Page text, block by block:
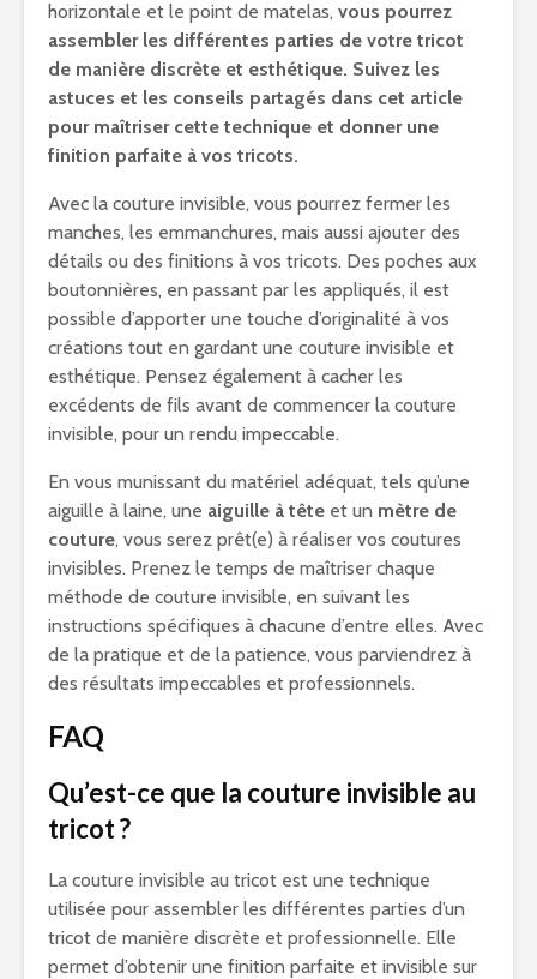
horizontale et le point de matelas, vous pourrez
assembler les différentes parties de votre tricot
de manière discrète et esthétique. Suivez les
astuces et les conseils partagés dans cet article
pour maîtriser cette technique et donner une
finition parfaite à vos tricots.
Avec la couture invisible, vous pourrez fermer les
manches, les emmanchures, mais aussi ajouter des
détails ou des finitions à vos tricots. Des poches aux
boutonnières, en passant par les appliqués, il est
possible d’apporter une touche d’originalité à vos
créations tout en gardant une couture invisible et
esthétique. Pensez également à cacher les
excédents de fils avant de commencer la couture
invisible, pour un rendu impeccable.
En vous munissant du matériel adéquat, tels qu’une
aiguille à laine, une aiguille à tête et un mètre de
couture, vous serez prêt(e) à réaliser vos coutures
invisibles. Prenez le temps de maîtriser chaque
méthode de couture invisible, en suivant les
instructions spécifiques à chacune d’entre elles. Avec
de la pratique et de la patience, vous parviendrez à
des résultats impeccables et professionnels.
FAQ
Qu’est-ce que la couture invisible au
tricot ?
La couture invisible au tricot est une technique
utilisée pour assembler les différentes parties d’un
tricot de manière discrète et professionnelle. Elle
permet d’obtenir une finition parfaite et invisible sur